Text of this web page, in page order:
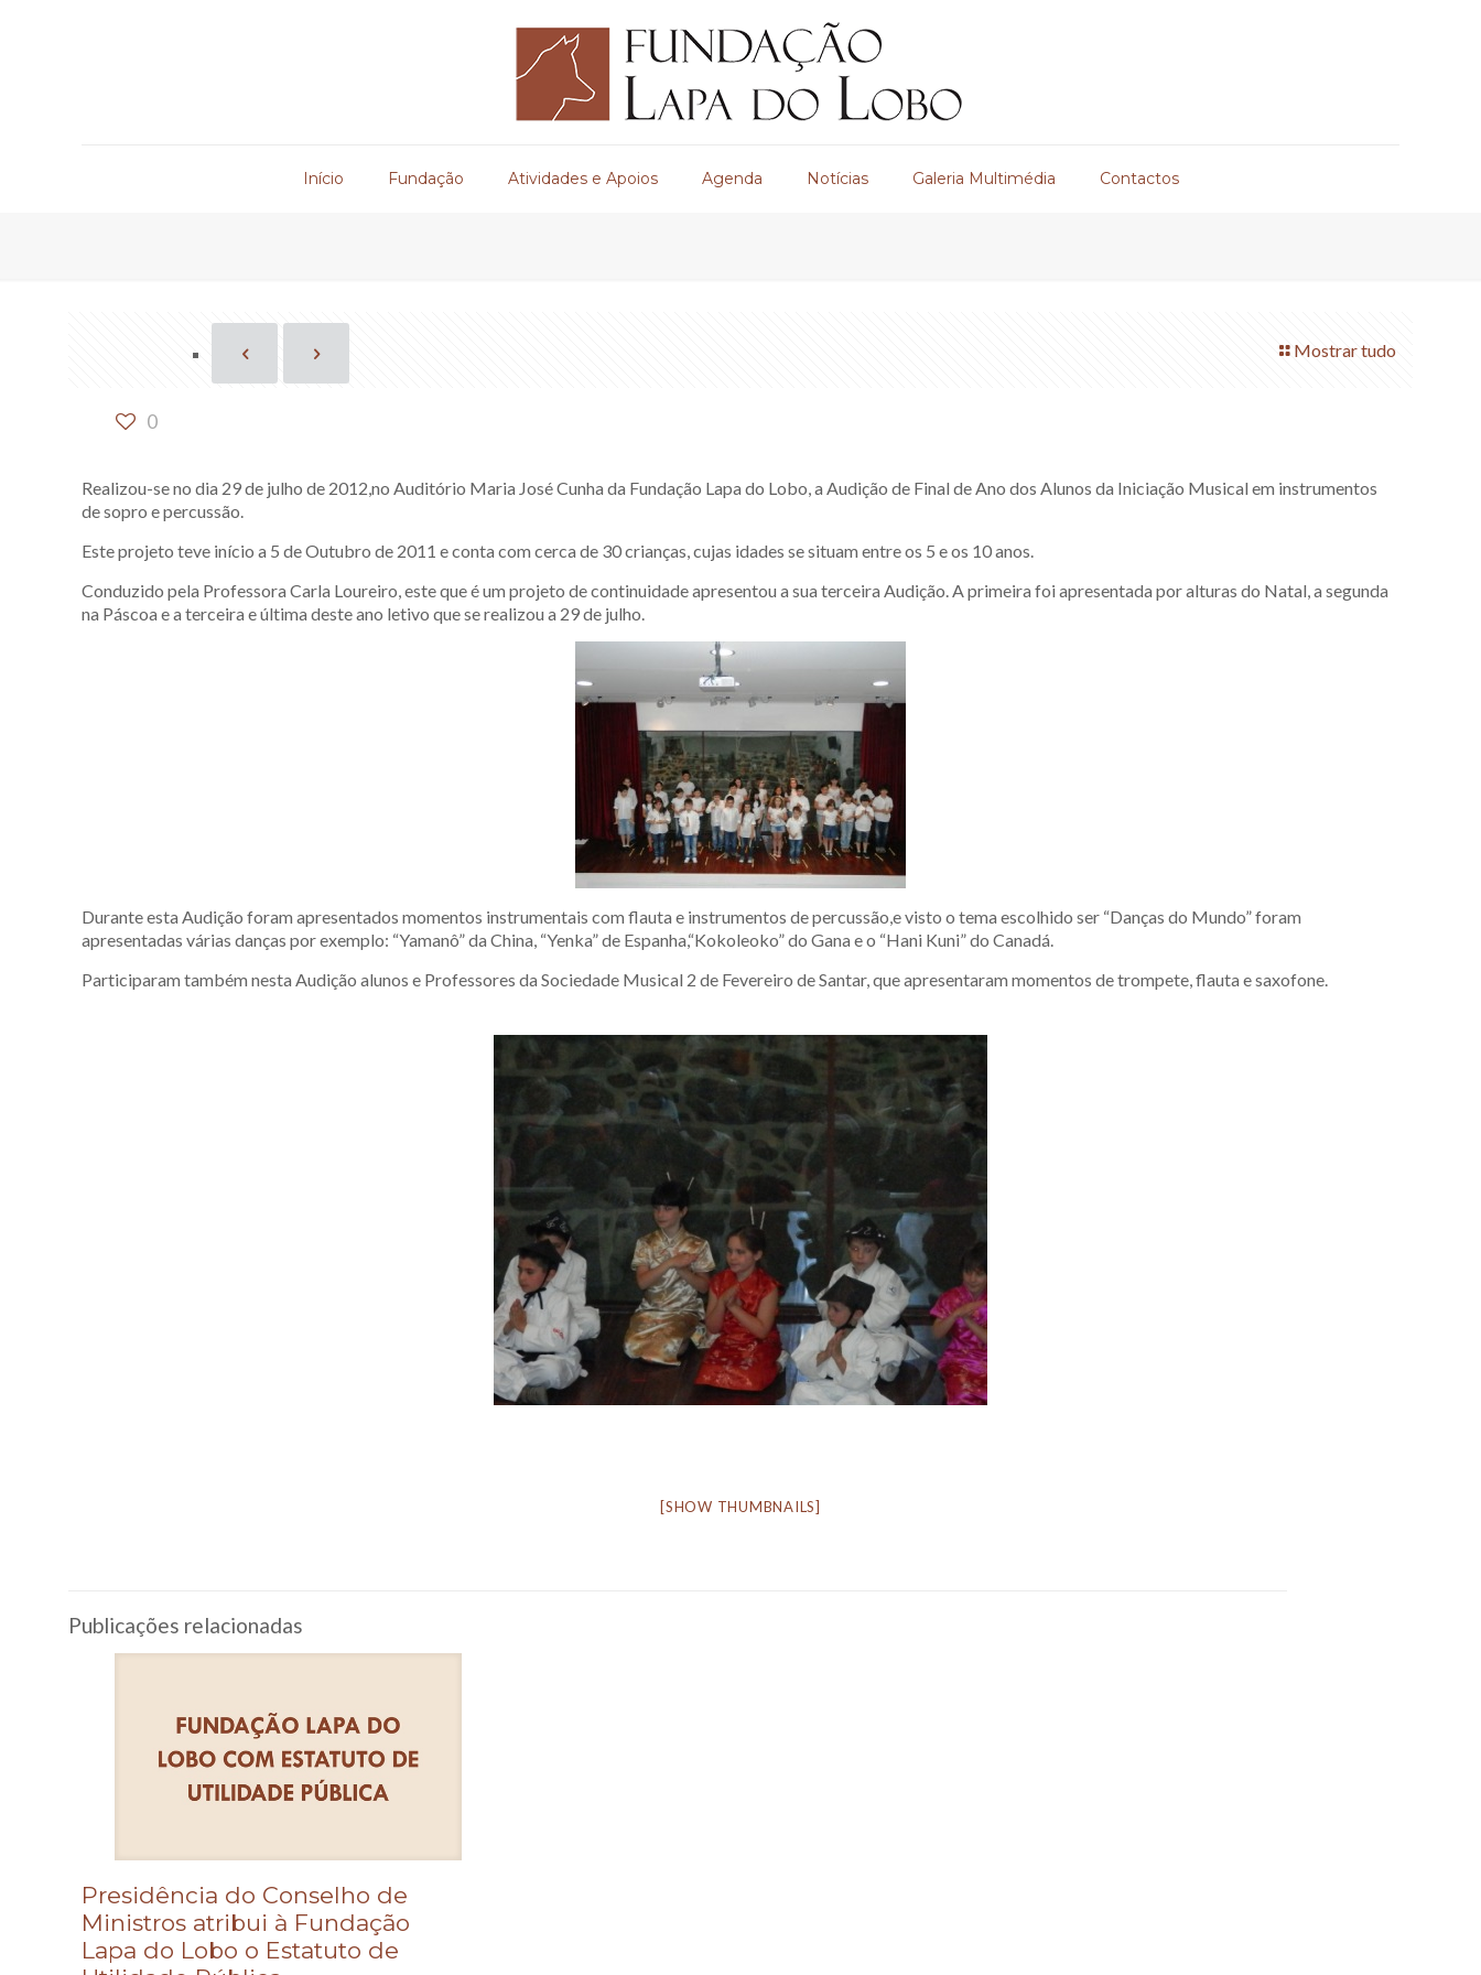
Início Fundação Atividades e Apoios Agenda Notícias Galeria Multimédia Contactos
Mostrar tudo
0
Realizou-se no dia 29 de julho de 2012,no Auditório Maria José Cunha da Fundação Lapa do Lobo, a Audição de Final de Ano dos Alunos da Iniciação Musical em instrumentos
de sopro e percussão.
Este projeto teve início a 5 de Outubro de 2011 e conta com cerca de 30 crianças, cujas idades se situam entre os 5 e os 10 anos.
Conduzido pela Professora Carla Loureiro, este que é um projeto de continuidade apresentou a sua terceira Audição. A primeira foi apresentada por alturas do Natal, a segunda
na Páscoa e a terceira e última deste ano letivo que se realizou a 29 de julho.
Durante esta Audição foram apresentados momentos instrumentais com flauta e instrumentos de percussão,e visto o tema escolhido ser “Danças do Mundo” foram
apresentadas várias danças por exemplo: “Yamanô” da China, “Yenka” de Espanha,“Kokoleoko” do Gana e o “Hani Kuni” do Canadá.
Participaram também nesta Audição alunos e Professores da Sociedade Musical 2 de Fevereiro de Santar, que apresentaram momentos de trompete, flauta e saxofone.
[SHOW THUMBNAILS]
Publicações relacionadas
Presidência do Conselho de
Ministros atribui à Fundação
Lapa do Lobo o Estatuto de